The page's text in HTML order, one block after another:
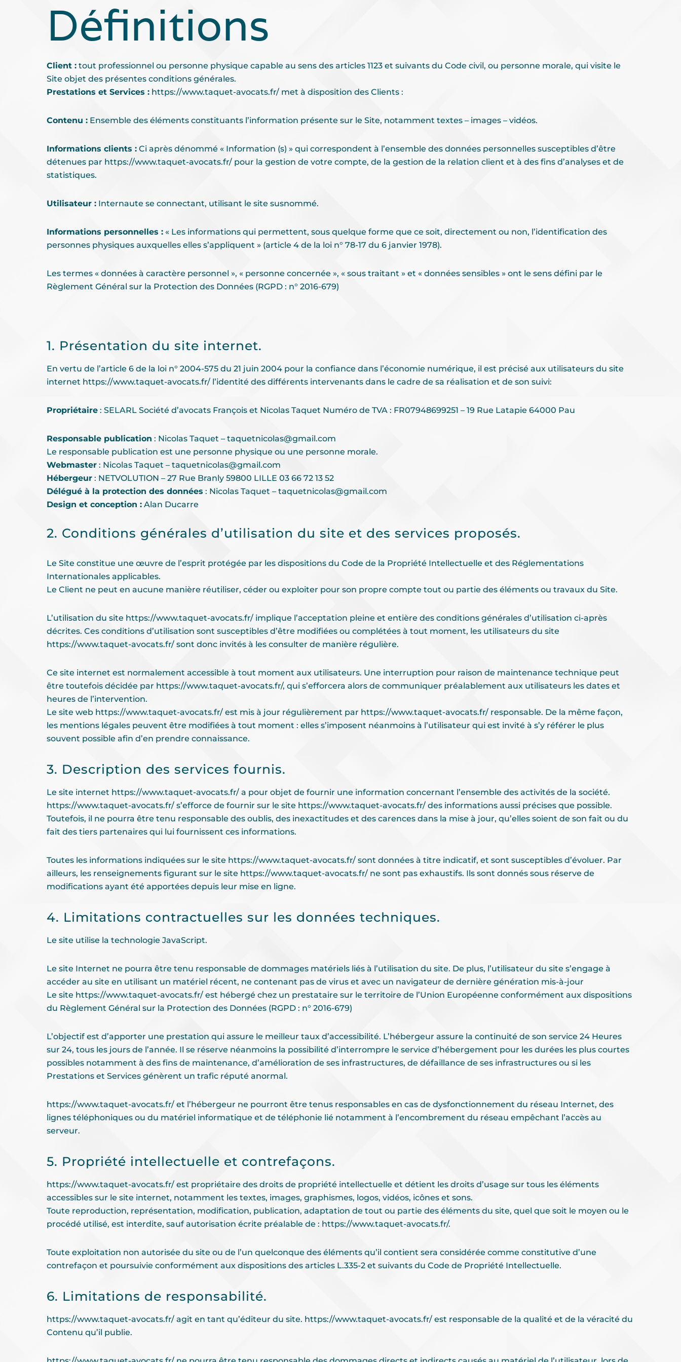
Définitions
Client : tout professionnel ou personne physique capable au sens des articles 1123 et suivants du Code civil, ou personne morale, qui visite le
Site objet des présentes conditions générales.
Prestations et Services : https://www.taquet-avocats.fr/ met à disposition des Clients :
Contenu : Ensemble des éléments constituants l’information présente sur le Site, notamment textes – images – vidéos.
Informations clients : Ci après dénommé « Information (s) » qui correspondent à l’ensemble des données personnelles susceptibles d’être
détenues par https://www.taquet-avocats.fr/ pour la gestion de votre compte, de la gestion de la relation client et à des fins d’analyses et de
statistiques.
Utilisateur : Internaute se connectant, utilisant le site susnommé.
Informations personnelles : « Les informations qui permettent, sous quelque forme que ce soit, directement ou non, l’identification des
personnes physiques auxquelles elles s’appliquent » (article 4 de la loi n° 78-17 du 6 janvier 1978).
Les termes « données à caractère personnel », « personne concernée », « sous traitant » et « données sensibles » ont le sens défini par le
Règlement Général sur la Protection des Données (RGPD : n° 2016-679)
1. Présentation du site internet.
En vertu de l’article 6 de la loi n° 2004-575 du 21 juin 2004 pour la confiance dans l’économie numérique, il est précisé aux utilisateurs du site
internet https://www.taquet-avocats.fr/ l’identité des différents intervenants dans le cadre de sa réalisation et de son suivi:
Propriétaire : SELARL Société d’avocats François et Nicolas Taquet Numéro de TVA : FR07948699251 – 19 Rue Latapie 64000 Pau
Responsable publication : Nicolas Taquet – taquetnicolas@gmail.com
Le responsable publication est une personne physique ou une personne morale.
Webmaster : Nicolas Taquet – taquetnicolas@gmail.com
Hébergeur : NETVOLUTION – 27 Rue Branly 59800 LILLE 03 66 72 13 52
Délégué à la protection des données : Nicolas Taquet – taquetnicolas@gmail.com
Design et conception : Alan Ducarre
2. Conditions générales d’utilisation du site et des services proposés.
Le Site constitue une œuvre de l’esprit protégée par les dispositions du Code de la Propriété Intellectuelle et des Réglementations
Internationales applicables.
Le Client ne peut en aucune manière réutiliser, céder ou exploiter pour son propre compte tout ou partie des éléments ou travaux du Site.
L’utilisation du site https://www.taquet-avocats.fr/ implique l’acceptation pleine et entière des conditions générales d’utilisation ci-après
décrites. Ces conditions d’utilisation sont susceptibles d’être modifiées ou complétées à tout moment, les utilisateurs du site
https://www.taquet-avocats.fr/ sont donc invités à les consulter de manière régulière.
Ce site internet est normalement accessible à tout moment aux utilisateurs. Une interruption pour raison de maintenance technique peut
être toutefois décidée par https://www.taquet-avocats.fr/, qui s’efforcera alors de communiquer préalablement aux utilisateurs les dates et
heures de l’intervention.
Le site web https://www.taquet-avocats.fr/ est mis à jour régulièrement par https://www.taquet-avocats.fr/ responsable. De la même façon,
les mentions légales peuvent être modifiées à tout moment : elles s’imposent néanmoins à l’utilisateur qui est invité à s’y référer le plus
souvent possible afin d’en prendre connaissance.
3. Description des services fournis.
Le site internet https://www.taquet-avocats.fr/ a pour objet de fournir une information concernant l’ensemble des activités de la société.
https://www.taquet-avocats.fr/ s’efforce de fournir sur le site https://www.taquet-avocats.fr/ des informations aussi précises que possible.
Toutefois, il ne pourra être tenu responsable des oublis, des inexactitudes et des carences dans la mise à jour, qu’elles soient de son fait ou du
fait des tiers partenaires qui lui fournissent ces informations.
Toutes les informations indiquées sur le site https://www.taquet-avocats.fr/ sont données à titre indicatif, et sont susceptibles d’évoluer. Par
ailleurs, les renseignements figurant sur le site https://www.taquet-avocats.fr/ ne sont pas exhaustifs. Ils sont donnés sous réserve de
modifications ayant été apportées depuis leur mise en ligne.
4. Limitations contractuelles sur les données techniques.
Le site utilise la technologie JavaScript.
Le site Internet ne pourra être tenu responsable de dommages matériels liés à l’utilisation du site. De plus, l’utilisateur du site s’engage à
accéder au site en utilisant un matériel récent, ne contenant pas de virus et avec un navigateur de dernière génération mis-à-jour
Le site https://www.taquet-avocats.fr/ est hébergé chez un prestataire sur le territoire de l’Union Européenne conformément aux dispositions
du Règlement Général sur la Protection des Données (RGPD : n° 2016-679)
L’objectif est d’apporter une prestation qui assure le meilleur taux d’accessibilité. L’hébergeur assure la continuité de son service 24 Heures
sur 24, tous les jours de l’année. Il se réserve néanmoins la possibilité d’interrompre le service d’hébergement pour les durées les plus courtes
possibles notamment à des fins de maintenance, d’amélioration de ses infrastructures, de défaillance de ses infrastructures ou si les
Prestations et Services génèrent un trafic réputé anormal.
https://www.taquet-avocats.fr/ et l’hébergeur ne pourront être tenus responsables en cas de dysfonctionnement du réseau Internet, des
lignes téléphoniques ou du matériel informatique et de téléphonie lié notamment à l’encombrement du réseau empêchant l’accès au
serveur.
5. Propriété intellectuelle et contrefaçons.
https://www.taquet-avocats.fr/ est propriétaire des droits de propriété intellectuelle et détient les droits d’usage sur tous les éléments
accessibles sur le site internet, notamment les textes, images, graphismes, logos, vidéos, icônes et sons.
Toute reproduction, représentation, modification, publication, adaptation de tout ou partie des éléments du site, quel que soit le moyen ou le
procédé utilisé, est interdite, sauf autorisation écrite préalable de : https://www.taquet-avocats.fr/.
Toute exploitation non autorisée du site ou de l’un quelconque des éléments qu’il contient sera considérée comme constitutive d’une
contrefaçon et poursuivie conformément aux dispositions des articles L.335-2 et suivants du Code de Propriété Intellectuelle.
6. Limitations de responsabilité.
https://www.taquet-avocats.fr/ agit en tant qu’éditeur du site. https://www.taquet-avocats.fr/ est responsable de la qualité et de la véracité du
Contenu qu’il publie.